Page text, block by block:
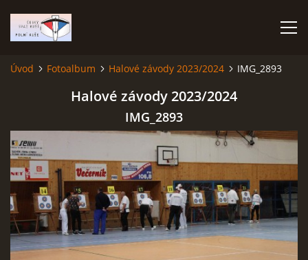
PROPOZICE
VÝSLEDKY ZÁVODŮ
ČESKÝ POHÁR A ČESKÁ LIGA
Úvod Fotoalbum Halové závody 2023/2024 IMG_2893
Halové závody 2023/2024
IMG_2893